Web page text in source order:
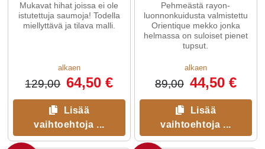
Mukavat hihat joissa ei ole
istutettuja saumoja! Todella
miellyttävä ja tilava malli.
alkaen
129,00 64,50 €
Lisää
vaihtoehtoja ...
Pehmeästä rayon-
luonnonkuidusta valmistettu
Orientique mekko jonka
helmassa on suloiset pienet
tupsut.
alkaen
89,00 44,50 €
Lisää
vaihtoehtoja ...